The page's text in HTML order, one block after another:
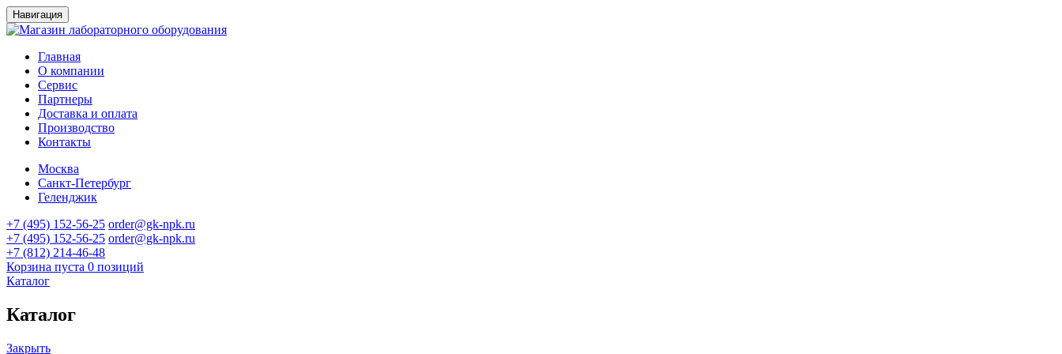
Навигация
Главная
О компании
Сервис
Партнеры
Доставка и оплата
Производство
Контакты
Москва
Санкт-Петербург
Геленджик
+7 (495) 152-56-25 order@gk-npk.ru
+7 (495) 152-56-25 order@gk-npk.ru
+7 (812) 214-46-48
Корзина пуста 0 позиций
Каталог
Каталог
Закрыть